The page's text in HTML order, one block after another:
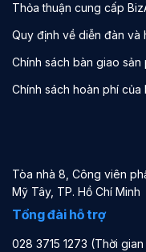
Thỏa thuận cung cấp
Quy định về diễn đàn và
Chính sách bàn giao sản
Chính sách hoàn phí của
Tòa nhà 8, Công viên
Mỹ Tây, TP. Hồ Chí Minh
Tổng đài hỗ trợ
028 3715 1273 (Thời